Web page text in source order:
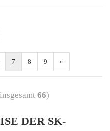
7 8 9 »
66)
DER SK-